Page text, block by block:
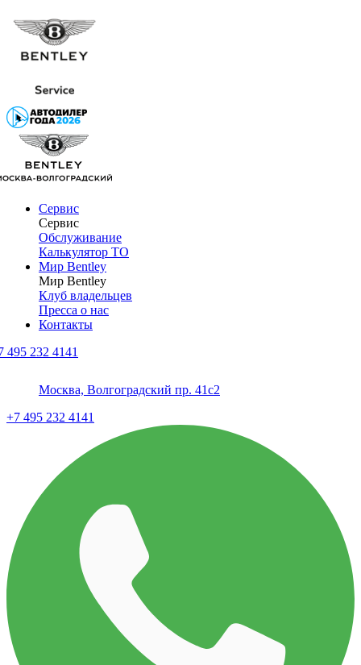
Сервис
Сервис
Обслуживание
Калькулятор ТО
Мир Bentley
Мир Bentley
Клуб владельцев
Пресса о нас
Контакты
495 232 4141
Москва, Волгоградский пр. 41с2
+7 495 232 4141